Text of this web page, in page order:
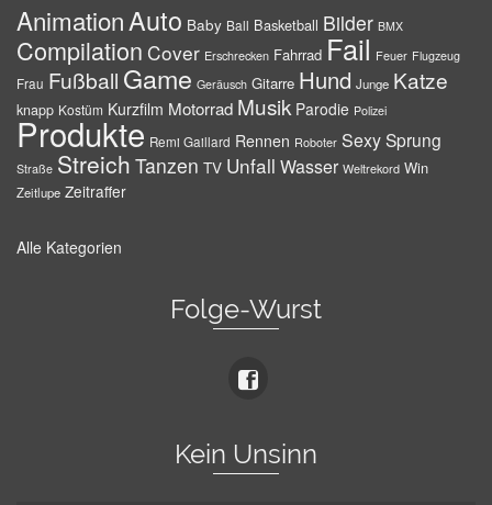
AnimationAuto Baby Ball Basketball Bilder BMX
Compilation Cover Erschrecken Fahrrad Fail Feuer Flugzeug
Frau Fußball Game Geräusch Gitarre Hund Junge Katze
knapp Kostüm Kurzfilm Motorrad Musik Parodie Polizei
Produkte Remi Gaillard Rennen Roboter SexySprung
Straße Streich Tanzen TV Unfall Wasser Weltrekord Win
Zeitlupe Zeitraffer
Alle Kategorien
Folge-Wurst
Kein Unsinn